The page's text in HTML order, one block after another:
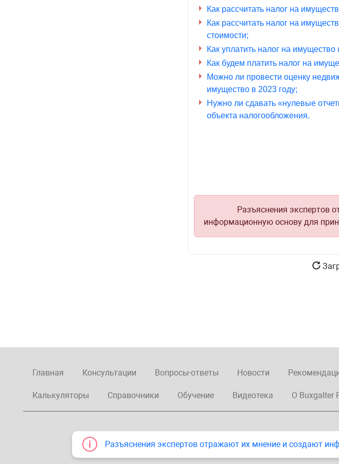
Как рассчитать налог на
Как рассчитать налог на
стоимости;
Как уплатить налог на имущество
Как будем платить налог на
Можно ли провести оценку
имущество в 2023 году;
Нужно ли сдавать «нулевые
объекта налогообложения.
Разъяснения экспертов
информационную основу для
Главная Консультации Вопросы-ответы Новости
Калькуляторы Справочники Обучение Видеотека О Buxgalter
Разъяснения экспертов отражают их мнение и создают